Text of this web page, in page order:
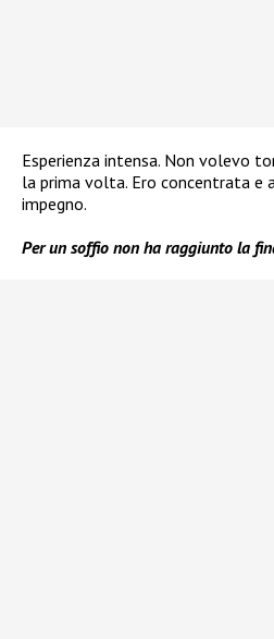
Esperienza intensa. Non volevo
la prima volta. Ero concentrata e
impegno.
Per un soffio non ha raggiunto la